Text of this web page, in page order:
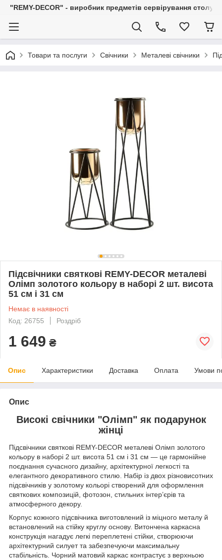
"REMY-DECOR" - виробник предметів сервірування
Товари та послуги Свічники Металеві свічники
Підсвічники святкові REMY-DEСOR металеві
Олімп золотого кольору в наборі 2 шт. висота
51 см і 31 см
Немає в наявності
Код: 26755
Роздріб
1 649 ₴
Опис Характеристики Доставка Оплата Умови
Опис
Високі свічники "Олімп" як подарунок
жінці
Підсвічники святкові REMY-DEСOR металеві Олімп золотого
кольору в наборі 2 шт. висота 51 см і 31 см — це гармонійне
поєднання сучасного дизайну, архітектурної легкості та
елегантного декоративного стилю. Набір із двох різновисотних
підсвічників у золотому кольорі створений для оформлення
святкових композицій, фотозон, стильних інтер’єрів та
атмосферного декору.
Корпус кожного підсвічника виготовлений із міцного металу й
встановлений на стійку круглу основу. Витончена каркасна
конструкція нагадує легкі переплетені стійки, створюючи
архітектурний силует та забезпечуючи максимальну
стабільність. Чорний матовий каркас контрастує з верхньою